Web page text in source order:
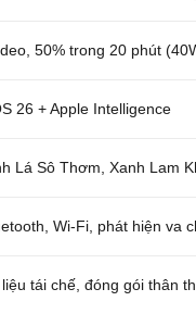
50% trong 20 phút
26 + Apple Intelligence
Lá Sô Thơm, Xanh Lam
Wi-Fi, phát hiện va
tái chế, đóng gói thân